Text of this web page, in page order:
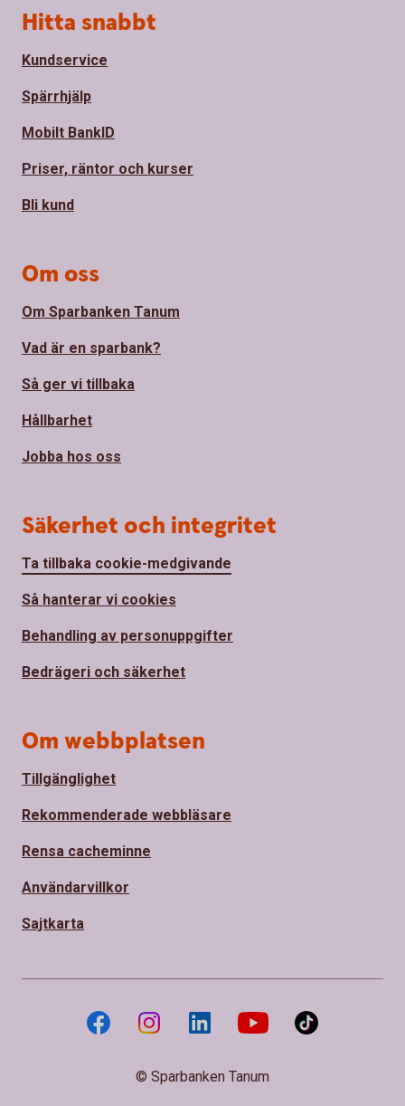
Sidfot
Hitta snabbt
Kundservice
Spärrhjälp
Mobilt BankID
Priser, räntor och kurser
Bli kund
Om oss
Om Sparbanken Tanum
Vad är en sparbank?
Så ger vi tillbaka
Hållbarhet
Jobba hos oss
Säkerhet och integritet
Ta tillbaka cookie-medgivande
Så hanterar vi cookies
Behandling av personuppgifter
Bedrägeri och säkerhet
Om webbplatsen
Tillgänglighet
Rekommenderade webbläsare
Rensa cacheminne
Användarvillkor
Sajtkarta
© Sparbanken Tanum